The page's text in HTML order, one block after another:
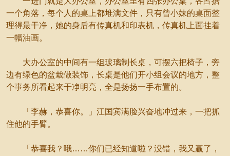
一个角落，每个人的桌上都堆满文件，只有曾小妹的桌面整
理得最干净，她的身后有传真机和印表机，传真机上面挂着
一幅油画。
大办公室的中间有一组玻璃制长桌，可摆六把椅子，旁
边有绿色的盆栽做装饰，长桌是他们开小组会议的地方，整
个事务所看起来干净明亮，全是扬扬一手布置的。
「李赫，恭喜你。」江国宾满脸兴奋地冲过来，一把抓
住他的手臂。
「恭喜我？哦……你们已经知道啦？没错，我又赢了，